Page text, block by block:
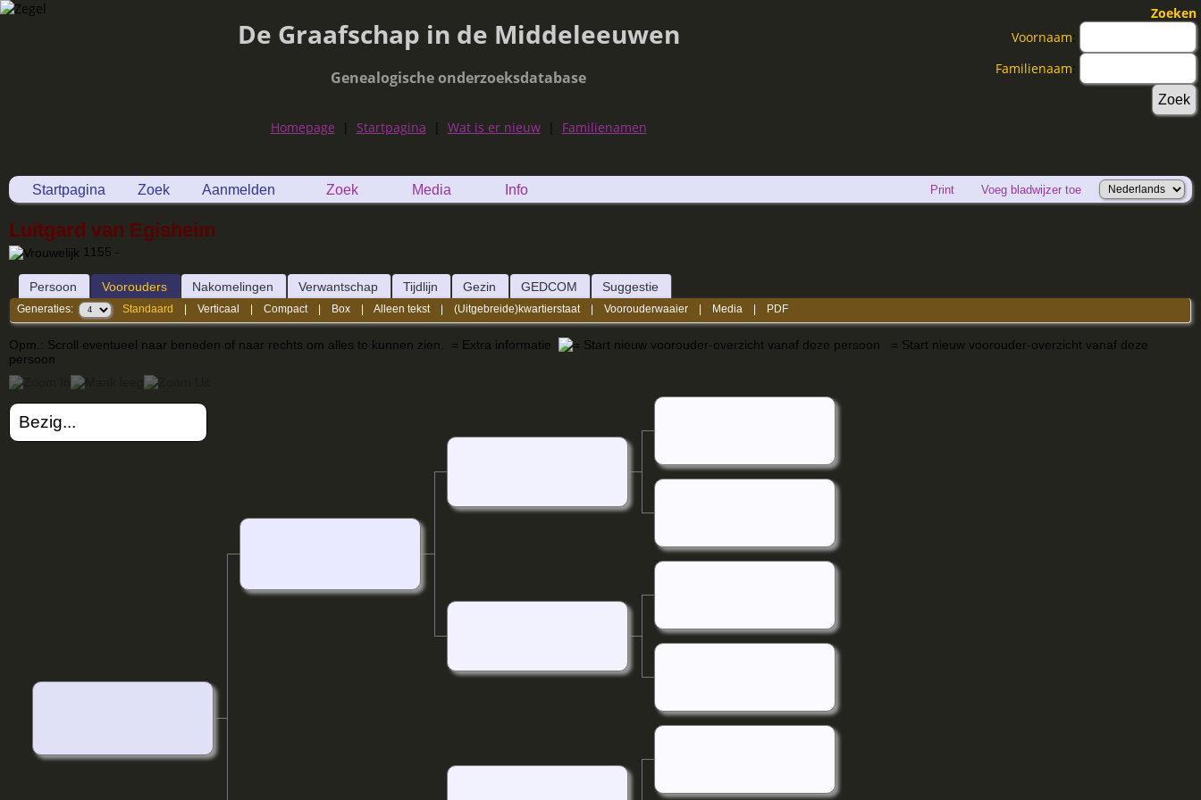
De Graafschap in de Middeleeuwen
Genealogische onderzoeksdatabase
Homepage Startpagina Wat is er nieuw| Familienamen
Zoeken
Voornaam:
Familienaam:
Startpagina Zoek Aanmelden Zoek Media Info Print Voeg bladwijzer toe
Luitgard van Egisheim
1155 -
Persoon Voorouders Nakomelingen Verwantschap Tijdlijn Gezin GEDCOM Suggestie
Generaties: Standaard |Verticaal |Compact| Box |Alleen tekst|(Uitgebreide)kwartierstaat|Voorouderwaaier Media PDF
Opm.: Scroll eventueel naar beneden of naar rechts om alles te kunnen zien. = Extra informatie
= Start nieuw voorouder-overzicht vanaf deze
persoon
Bezig...